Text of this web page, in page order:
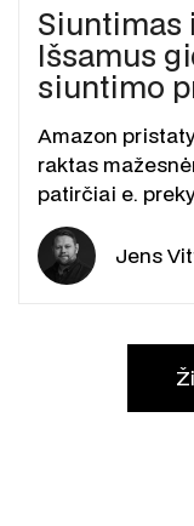
Siuntimas
Išsamus
siuntimo
Amazon
raktas
patirčiai e.
Jens